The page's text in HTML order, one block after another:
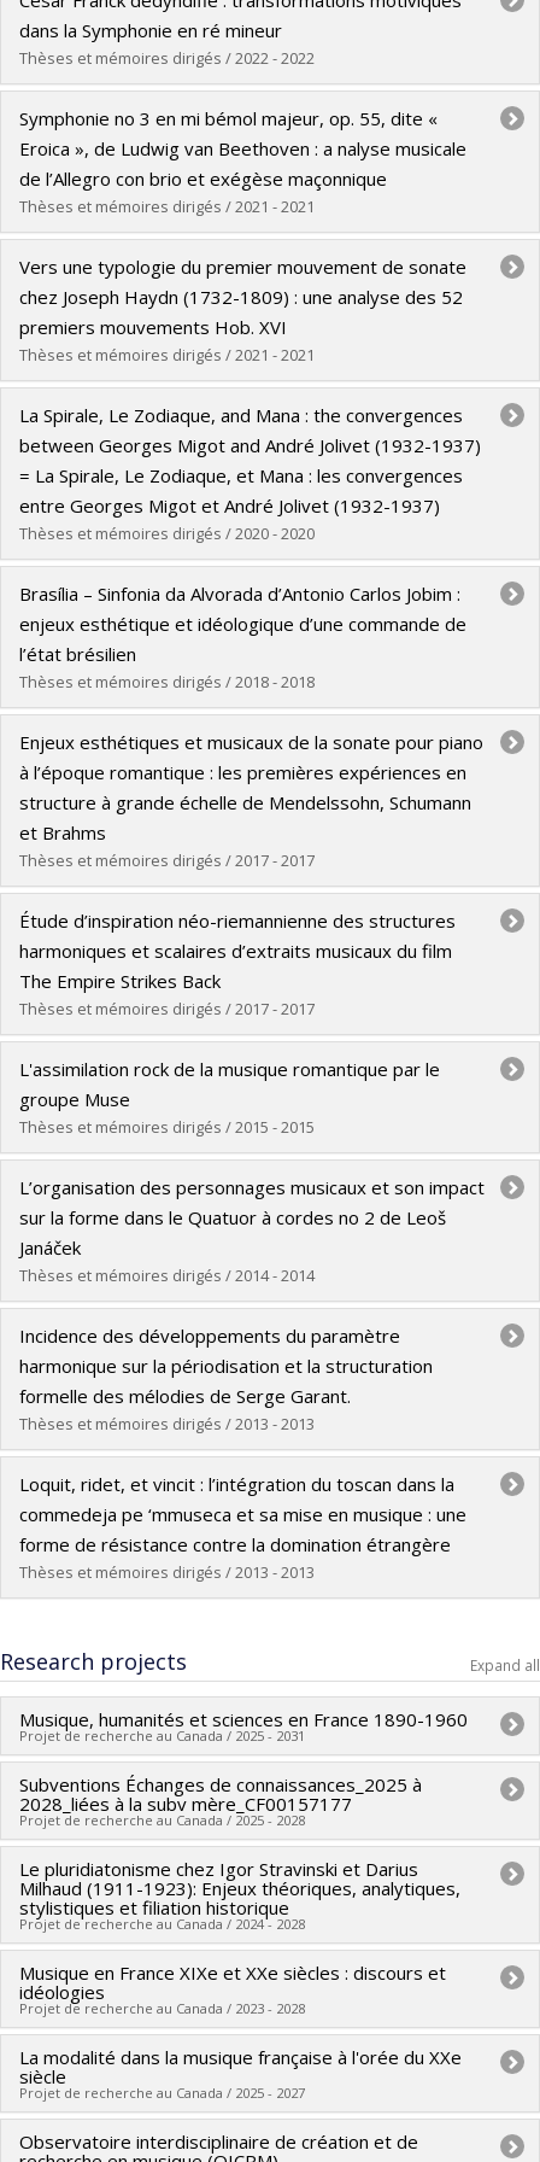
Cycle : Doctoral
Grade :Ph. D.
Lien vers le document dans Papyrus
dans la Symphonie en ré mineur
Thèses et mémoires dirigés / 2022 - 2022
Graduate :Dubois Lafaye, Margot
Cycle :Master's
Grade :M.A.
Lien vers le document dans Papyrus
Symphonie no 3 en mi bémol majeur, op. 55, dite «
Eroica », de Ludwig van Beethoven : a nalyse musicale
de l’Allegro con brio et exégèse maçonnique
Thèses et mémoires dirigés / 2021 - 2021
Graduate :Cadrin, Béatrice
Cycle :Master's
Grade :M. Mus.
Lien vers le document dans Papyrus
Vers une typologie du premier mouvement de sonate
chez Joseph Haydn (1732-1809) : une analyse des 52
premiers mouvements Hob. XVI
Thèses et mémoires dirigés / 2021 - 2021
Graduate : Larouche, Sarah-Ann
Cycle :Master's
Grade :M. Mus.
Lien vers le document dans Papyrus
La Spirale, Le Zodiaque, and Mana : the convergences
between Georges Migot and André Jolivet (1932-1937)
= La Spirale, Le Zodiaque, et Mana : les convergences
entre Georges Migot et André Jolivet (1932-1937)
Thèses et mémoires dirigés / 2020 - 2020
Graduate :Hurt, Ariana
Cycle : Master's
Grade :M.A.
Lien vers le document dans Papyrus
Brasília – Sinfonia da Alvorada d’Antonio Carlos Jobim :
enjeux esthétique et idéologique d’une commande de
l’état brésilien
Thèses et mémoires dirigés / 2018 - 2018
Graduate :de Oliviera Bottas, Paulo Vitor
Cycle :Master's
Grade :M.A.
Lien vers le document dans Papyrus
Enjeux esthétiques et musicaux de la sonate pour piano
à l’époque romantique : les premières expériences en
structure à grande échelle de Mendelssohn, Schumann
et Brahms
Thèses et mémoires dirigés / 2017 - 2017
Graduate :Godin, Jon-Tomas
Cycle :Doctoral
Grade :Ph. D.
Lien vers le document dans Papyrus
Étude d’inspiration néo-riemannienne des structures
harmoniques et scalaires d’extraits musicaux du film
The Empire Strikes Back
Thèses et mémoires dirigés / 2017 - 2017
Graduate :Belval, Sébastien
Cycle :Master's
Grade :M. Mus.
Lien vers le document dans Papyrus
L'assimilation rock de la musique romantique par le
groupe Muse
Thèses et mémoires dirigés / 2015 - 2015
Graduate :Coulombe, Bruno
Cycle :Master's
Grade :
Lien vers le document dans Papyrus
L’organisation des personnages musicaux et son impact
sur la forme dans le Quatuor à cordes no 2 de Leoš
Janáček
Thèses et mémoires dirigés / 2014 - 2014
Graduate :Thuot, Marie-Ève
Cycle :Master's
Grade :M.A.
Lien vers le document dans Papyrus
Incidence des développements du paramètre
harmonique sur la périodisation et la structuration
formelle des mélodies de Serge Garant.
Thèses et mémoires dirigés / 2013 - 2013
Graduate :Bazin, Paul
Cycle :Master's
Grade :M. Mus.
Lien vers le document dans Papyrus
Loquit, ridet, et vincit : l’intégration du toscan dans la
commedeja pe ‘mmuseca et sa mise en musique : une
forme de résistance contre la domination étrangère
Thèses et mémoires dirigés / 2013 - 2013
Cycle :Master's
Grade :M.A.
Lien vers le document dans Papyrus
Research projects Expand all
Musique, humanités et sciences en France 1890-1960
Projet de recherche au Canada / 2025 - 2031
Lead researcher : Michel Duchesneau
Co-researchers : François de Médicis , Sylvain Caron
Caroline Traube,Felipe Verdugo,Steven Huebner,Catrina
Flint
Funding sources:CRSH/Conseil de recherches en sciences
humaines du Canada
Grant programs:PVXXXXXX-Subvention Savoir
Subventions Échanges de connaissances_2025 à
2028_liées à la subv mère_CF00157177
Projet de recherche au Canada / 2025 - 2028
Lead researcher : François de Médicis
Funding sources:CRSH/Conseil de recherches en sciences
humaines du Canada
Grant programs:
PVXXXXXX-Subventions d'échange de
connaissances
Le pluridiatonisme chez Igor Stravinski et Darius
Milhaud (1911-1923): Enjeux théoriques, analytiques,
stylistiques et filiation historique
Projet de recherche au Canada / 2024 - 2028
Lead researcher : François de Médicis
Funding sources:CRSH/Conseil de recherches en sciences
humaines du Canada
Grant programs:PVXXXXXX-Subvention Savoir
Musique en France XIXe et XXe siècles : discours et
idéologies
Projet de recherche au Canada / 2023 - 2028
Lead researcher : Michel Duchesneau
Co-researchers : François de Médicis
Hélène Benoit-Otis,Mathieu Lussier,Sylveline Bourion,
Steven Huebner,Jacinthe Harbec ,Catrena Flint
La modalité dans la musique française à l'orée du XXe
siècle
Projet de recherche au Canada / 2025 - 2027
Lead researcher : Sylvain Caron
Observatoire interdisciplinaire de création et de